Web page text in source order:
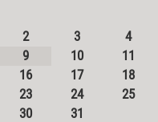
2
3 4
9
10 11
16
17 18
23
24 25
30
31